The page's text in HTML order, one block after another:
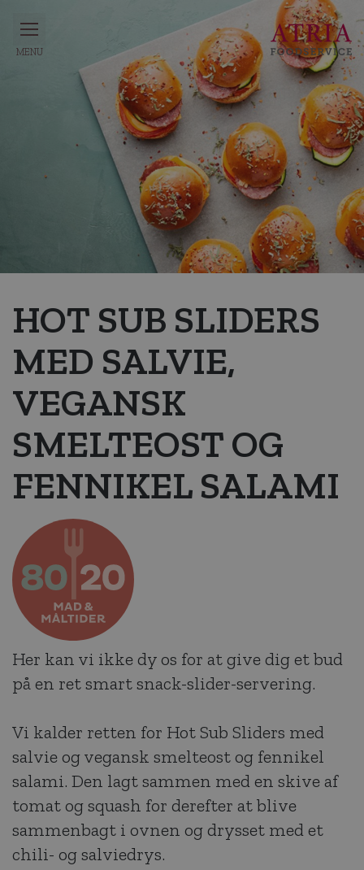
HOT SUB SLIDERS
MED SALVIE,
VEGANSK
SMELTEOST OG
FENNIKEL SALAMI
Her kan vi ikke dy os for at give dig et bud
på en ret smart snack-slider-servering.
Vi kalder retten for Hot Sub Sliders med
salvie og vegansk smelteost og fennikel
salami. Den lagt sammen med en skive af
tomat og squash for derefter at blive
sammenbagt i ovnen og drysset med et
chili- og salviedrys.